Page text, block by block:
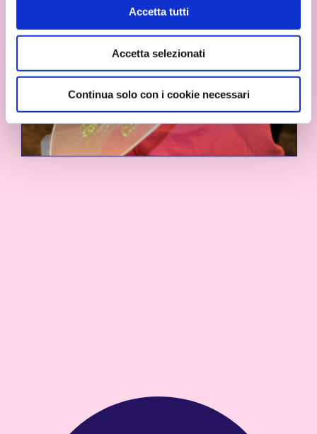
Accetta tutti
Accetta selezionati
Continua solo con i cookie necessari